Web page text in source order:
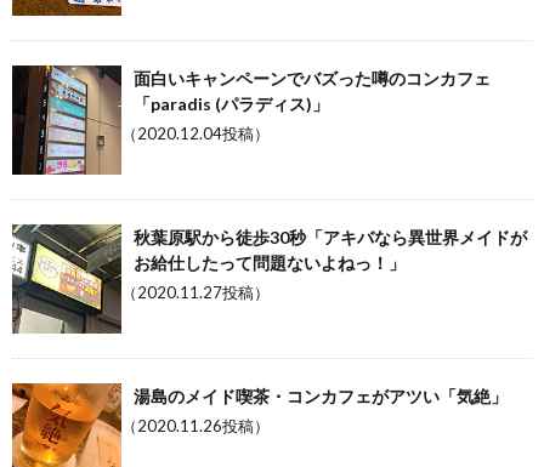
面白いキャンペーンでバズった噂のコンカフェ
「paradis (パラディス)」
（2020.12.04投稿）
秋葉原駅から徒歩30秒「アキバなら異世界メイドが
お給仕したって問題ないよねっ！」
（2020.11.27投稿）
湯島のメイド喫茶・コンカフェがアツい「気絶」
（2020.11.26投稿）